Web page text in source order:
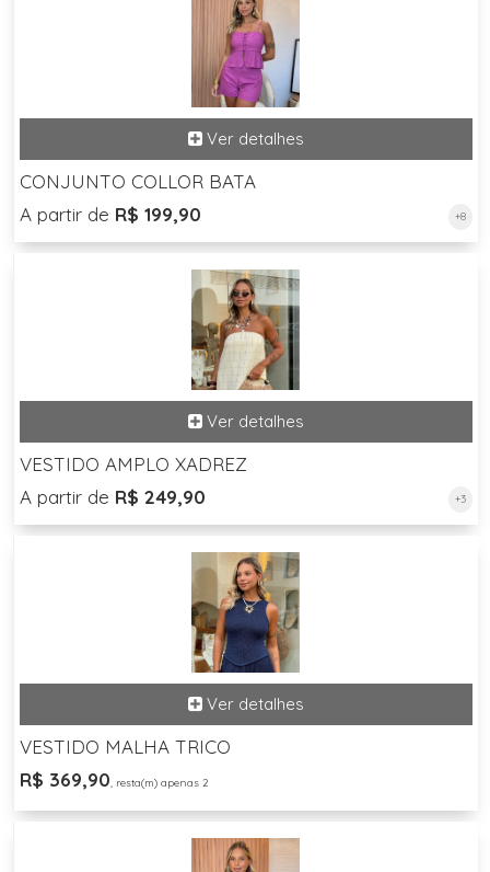
CONJUNTO COLLOR BATA
A partir de R$ 199,90 +8
VESTIDO AMPLO XADREZ
A partir de R$ 249,90 +3
VESTIDO MALHA TRICO
R$ 369,90, resta(m) apenas 2